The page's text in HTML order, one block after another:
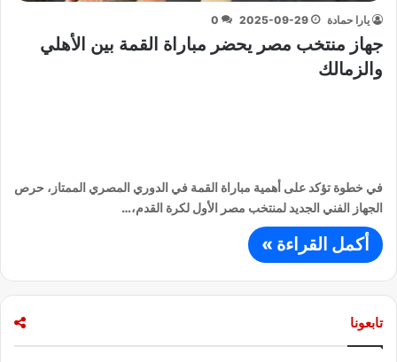
يارا حمادة 2025-09-29
0
جهاز منتخب مصر يحضر مباراة القمة بين الأهلي
والزمالك
في خطوة تؤكد على أهمية مباراة القمة في الدوري المصري الممتاز، حرص
الجهاز الفني الجديد لمنتخب مصر الأول لكرة القدم،…
أكمل القراءة »
تابعونا